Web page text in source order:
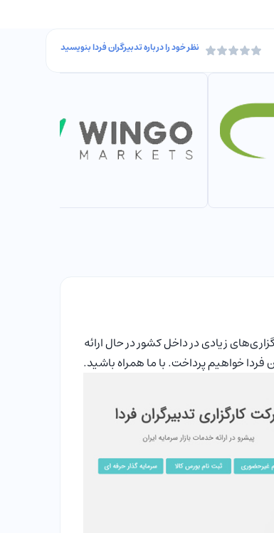
نظر خود را دربارهتدبیرگران فردابنویسید
زیادی در داخل کشور در حال ارائه
فردا خواهیم پرداخت. با ما همراه باشید.